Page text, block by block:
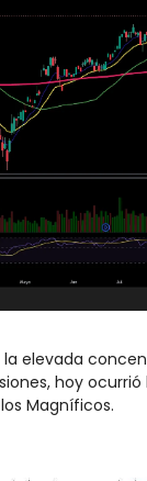
la elevada
hoy ocurrió
Magníficos.